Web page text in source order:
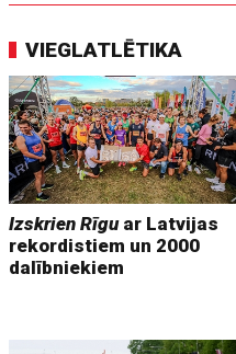
VIEGLATLĒTIKA
Izskrien Rīguar Latvijas
rekordistiem un 2000
dalībniekiem